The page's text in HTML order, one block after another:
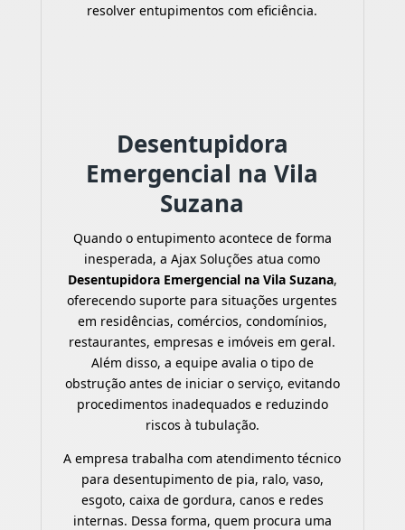
resolver entupimentos com eficiência.
Desentupidora
Emergencial na Vila
Suzana
Quando o entupimento acontece de forma
inesperada, a Ajax Soluções atua como
Desentupidora Emergencial na Vila Suzana,
oferecendo suporte para situações urgentes
em residências, comércios, condomínios,
restaurantes, empresas e imóveis em geral.
Além disso, a equipe avalia o tipo de
obstrução antes de iniciar o serviço, evitando
procedimentos inadequados e reduzindo
riscos à tubulação.
A empresa trabalha com atendimento técnico
para desentupimento de pia, ralo, vaso,
esgoto, caixa de gordura, canos e redes
internas. Dessa forma, quem procura uma